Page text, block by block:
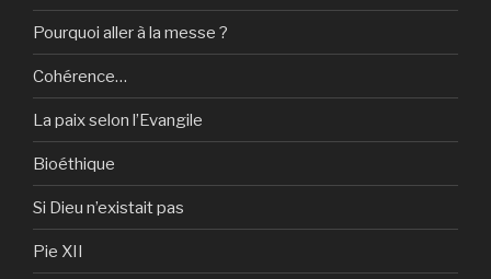
Pourquoi aller à la messe ?
Cohérence…
La paix selon l’Evangile
Bioéthique
Si Dieu n’existait pas
Pie XII